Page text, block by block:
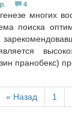
4
многих
поиска
пранобекс)
« Назад 1